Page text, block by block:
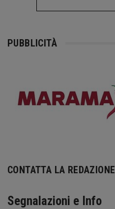
PUBBLICITÀ
CONTATTA LA REDAZIONE
Segnalazioni e Info